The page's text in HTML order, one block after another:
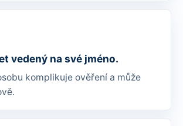
vedený na své jméno.
komplikuje ověření a může